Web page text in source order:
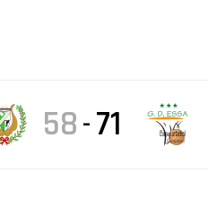
58 - 71